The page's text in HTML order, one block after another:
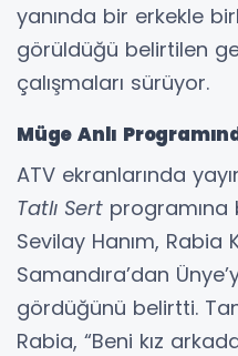
yanında bir erkekle
görüldüğü belirtilen
çalışmaları sürüyor.
Müge Anlı
ATV ekranlarında
Tatlı Sert programına
Sevilay Hanım, Rabia
Samandıra’dan
gördüğünü belirtti.
Rabia, “Beni kız